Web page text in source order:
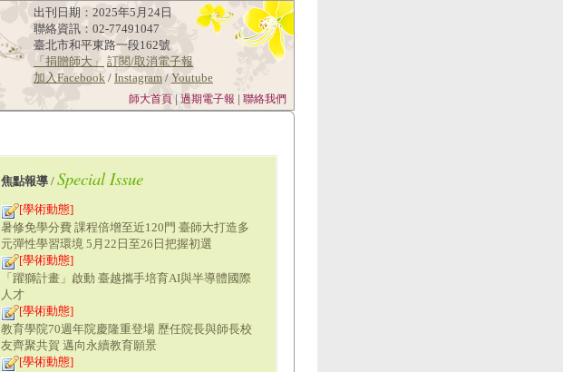
出刊日期：2025年5月24日
聯絡資訊：02-77491047
臺北市和平東路一段162號
「捐贈師大」
訂閱/取消電子報
加入Facebook / Instagram / Youtube
師大首頁 | 過期電子報 | 聯絡我們
焦點報導 / Special Issue
[學術動態]
暑修免學分費 課程倍增至近120門 臺師大打造多
元彈性學習環境 5月22日至26日把握初選
[學術動態]
「躍獅計畫」啟動 臺越攜手培育AI與半導體國際
人才
[學術動態]
教育學院70週年院慶隆重登場 歷任院長與師長校
友齊聚共賀 邁向永續教育願景
[學術動態]